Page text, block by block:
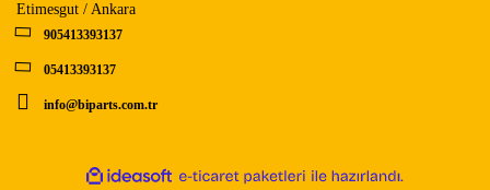
Etimesgut / Ankara
905413393137
05413393137
info@biparts.com.tr
ideasoft
e-